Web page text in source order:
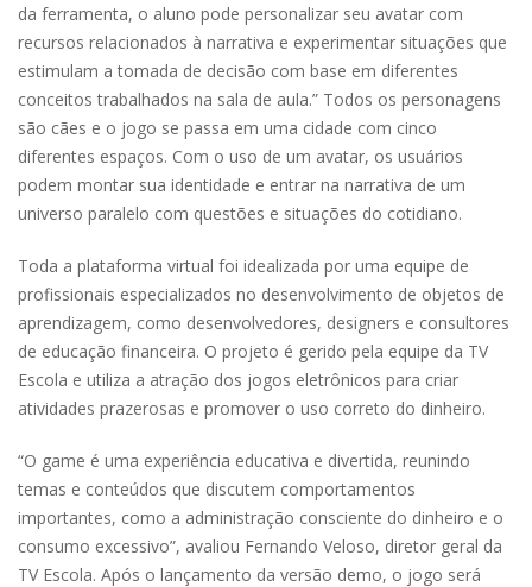
da ferramenta, o aluno pode personalizar seu avatar com
recursos relacionados à narrativa e experimentar situações que
estimulam a tomada de decisão com base em diferentes
conceitos trabalhados na sala de aula.” Todos os personagens
são cães e o jogo se passa em uma cidade com cinco
diferentes espaços. Com o uso de um avatar, os usuários
podem montar sua identidade e entrar na narrativa de um
universo paralelo com questões e situações do cotidiano.
Toda a plataforma virtual foi idealizada por uma equipe de
profissionais especializados no desenvolvimento de objetos de
aprendizagem, como desenvolvedores, designers e consultores
de educação financeira. O projeto é gerido pela equipe da TV
Escola e utiliza a atração dos jogos eletrônicos para criar
atividades prazerosas e promover o uso correto do dinheiro.
“O game é uma experiência educativa e divertida, reunindo
temas e conteúdos que discutem comportamentos
importantes, como a administração consciente do dinheiro e o
consumo excessivo”, avaliou Fernando Veloso, diretor geral da
TV Escola. Após o lançamento da versão demo, o jogo será